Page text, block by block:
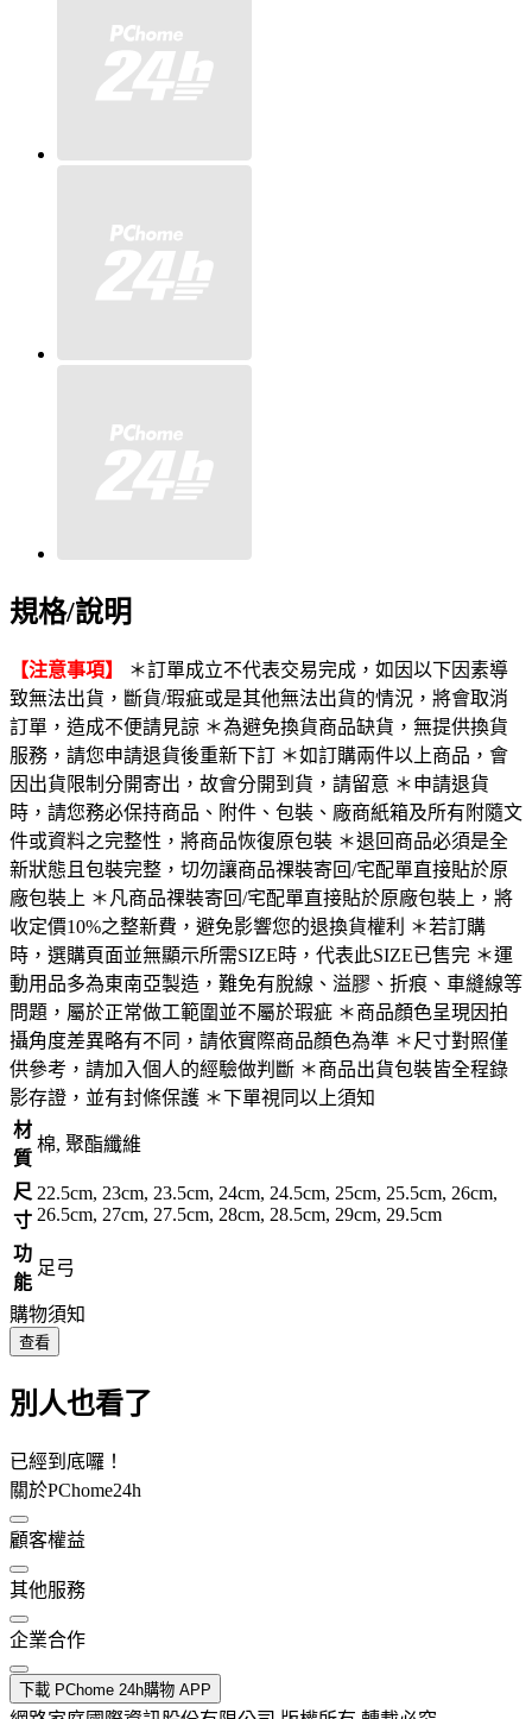
規格/說明
【注意事項】
＊訂單成立不代表交易完成，如因以下因素導
致無法出貨，斷貨/瑕疵或是其他無法出貨的情況，將會取消
訂單，造成不便請見諒 ＊為避免換貨商品缺貨，無提供換貨
服務，請您申請退貨後重新下訂 ＊如訂購兩件以上商品，會
因出貨限制分開寄出，故會分開到貨，請留意 ＊申請退貨
時，請您務必保持商品、附件、包裝、廠商紙箱及所有附隨文
件或資料之完整性，將商品恢復原包裝 ＊退回商品必須是全
新狀態且包裝完整，切勿讓商品祼裝寄回/宅配單直接貼於原
廠包裝上 ＊凡商品祼裝寄回/宅配單直接貼於原廠包裝上，將
收定價10%之整新費，避免影響您的退換貨權利 ＊若訂購
時，選購頁面並無顯示所需SIZE時，代表此SIZE已售完 ＊運
動用品多為東南亞製造，難免有脫線、溢膠、折痕、車縫線等
問題，屬於正常做工範圍並不屬於瑕疵 ＊商品顏色呈現因拍
攝角度差異略有不同，請依實際商品顏色為準 ＊尺寸對照僅
供參考，請加入個人的經驗做判斷 ＊商品出貨包裝皆全程錄
影存證，並有封條保護 ＊下單視同以上須知
材
質
棉, 聚酯纖維
尺
寸
22.5cm, 23cm, 23.5cm, 24cm, 24.5cm, 25cm, 25.5cm, 26cm,
26.5cm, 27cm, 27.5cm, 28cm, 28.5cm, 29cm, 29.5cm
功
能
足弓
購物須知
查看
別人也看了
已經到底囉！
關於PChome24h
顧客權益
其他服務
企業合作
下載 PChome 24h購物 APP